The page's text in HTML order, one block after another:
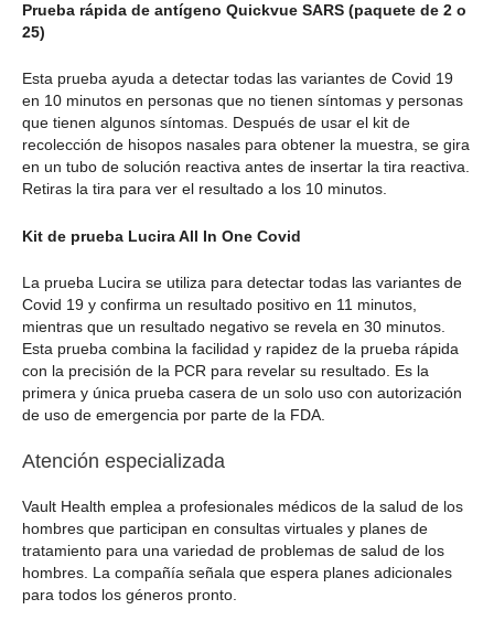
Prueba rápida de antígeno Quickvue SARS (paquete de 2 o
25)
Esta prueba ayuda a detectar todas las variantes de Covid 19
en 10 minutos en personas que no tienen síntomas y personas
que tienen algunos síntomas. Después de usar el kit de
recolección de hisopos nasales para obtener la muestra, se gira
en un tubo de solución reactiva antes de insertar la tira reactiva.
Retiras la tira para ver el resultado a los 10 minutos.
Kit de prueba Lucira All In One Covid
La prueba Lucira se utiliza para detectar todas las variantes de
Covid 19 y confirma un resultado positivo en 11 minutos,
mientras que un resultado negativo se revela en 30 minutos.
Esta prueba combina la facilidad y rapidez de la prueba rápida
con la precisión de la PCR para revelar su resultado. Es la
primera y única prueba casera de un solo uso con autorización
de uso de emergencia por parte de la FDA.
Atención especializada
Vault Health emplea a profesionales médicos de la salud de los
hombres que participan en consultas virtuales y planes de
tratamiento para una variedad de problemas de salud de los
hombres. La compañía señala que espera planes adicionales
para todos los géneros pronto.